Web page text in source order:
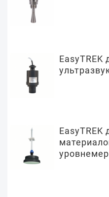
EasyTREK
уровнемер